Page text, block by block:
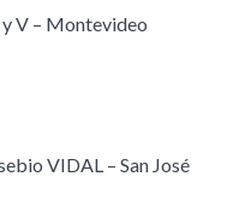
V – Montevideo
VIDAL – San José